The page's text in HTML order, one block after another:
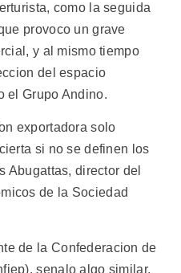
como la seguida
provoco un grave
y al mismo tiempo
del espacio
el Grupo Andino.
exportadora solo
si no se definen los
Abugattas, director del
de la Sociedad
de la Confederacion de
senalo algo similar.